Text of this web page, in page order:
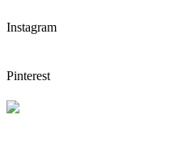
Instagram
Pinterest